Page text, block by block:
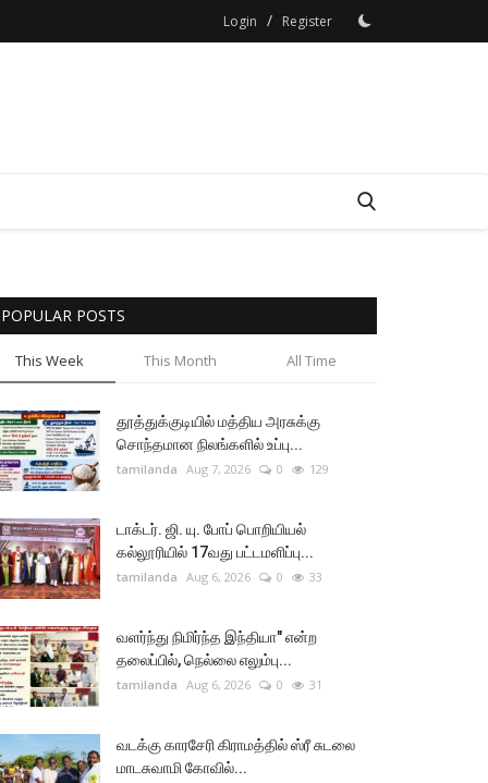
Login / Register
POPULAR POSTS
This Week This Month All Time
தூத்துக்குடியில் மத்திய அரசுக்கு
சொந்தமான நிலங்களில் உப்பு...
tamilanda Aug 7, 2026 0 129
டாக்டர். ஜி. யு. போப் பொறியியல்
கல்லூரியில் 17வது பட்டமளிப்பு...
tamilanda Aug 6, 2026 0 33
வளர்ந்து நிமிர்ந்த இந்தியா" என்ற
தலைப்பில், நெல்லை எலும்பு...
tamilanda Aug 6, 2026 0 31
வடக்கு காரசேரி கிராமத்தில் ஸ்ரீ சுடலை
மாடசுவாமி கோவில்...